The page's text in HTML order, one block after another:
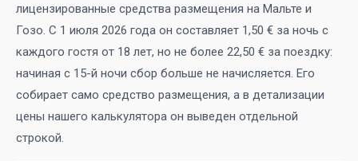
лицензированные средства размещения на Мальте и
Гозо. С 1 июля 2026 года он составляет 1,50 € за ночь с
каждого гостя от 18 лет, но не более 22,50 € за поездку:
начиная с 15-й ночи сбор больше не начисляется. Его
собирает само средство размещения, а в детализации
цены нашего калькулятора он выведен отдельной
строкой.